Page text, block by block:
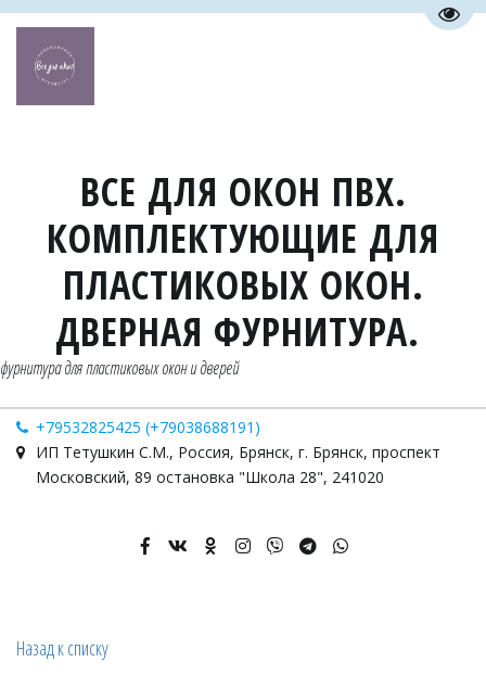
ВСЕ ДЛЯ ОКОН ПВХ.
КОМПЛЕКТУЮЩИЕ ДЛЯ
ПЛАСТИКОВЫХ ОКОН.
ДВЕРНАЯ ФУРНИТУРА.
фурнитура для пластиковых окон и дверей
+79532825425 (+79038688191)
ИП Тетушкин С.М., Россия, Брянск, г. Брянск, проспект
Московский, 89 остановка "Школа 28", 241020
Назад к списку